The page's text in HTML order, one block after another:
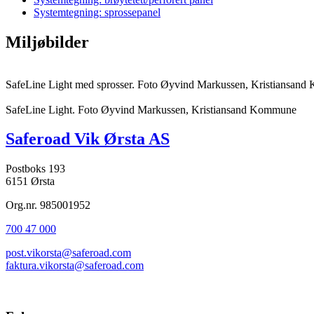
Systemtegning: sprossepanel
Miljøbilder
SafeLine Light med sprosser. Foto Øyvind Markussen, Kristiansand
SafeLine Light. Foto Øyvind Markussen, Kristiansand Kommune
Saferoad Vik Ørsta AS
Postboks 193
6151 Ørsta
Org.nr. 985001952
700 47 000
post.vikorsta@saferoad.com
faktura.vikorsta@saferoad.com